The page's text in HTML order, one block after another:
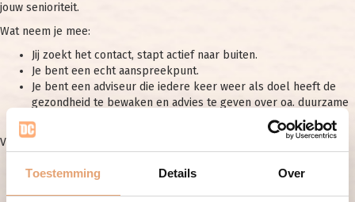
Toestemming Details Over
jouw senioriteit.
Wat neem je mee:
Jij zoekt het contact, stapt actief naar buiten.
Je bent een echt aanspreekpunt.
Je bent een adviseur die iedere keer weer als doel heeft de
gezondheid te bewaken en advies te geven over oa. duurzame
inzetbaarheid.
Verder heb je:
Een registratie als Bedrijfsarts.
Goede communicatieve eigenschappen.